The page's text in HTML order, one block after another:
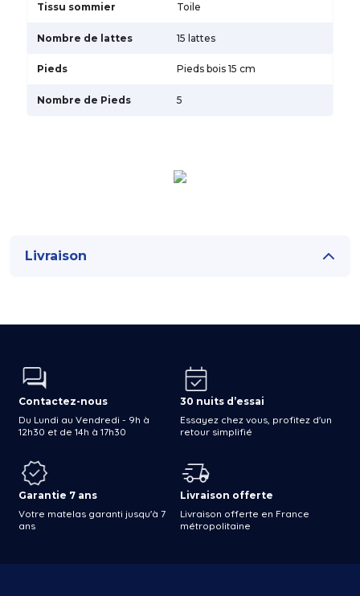
Tissu sommier Toile
Nombre de lattes 15 lattes
Pieds Pieds bois 15 cm
Nombre de Pieds 5
Livraison
Contactez-nous
Du Lundi au Vendredi - 9h à
12h30 et de 14h à 17h30
30 nuits d’essai
Essayez chez vous, profitez d'un
retour simplifié
Garantie 7 ans
Votre matelas garanti jusqu'à 7
ans
Livraison offerte
Livraison offerte en France
métropolitaine